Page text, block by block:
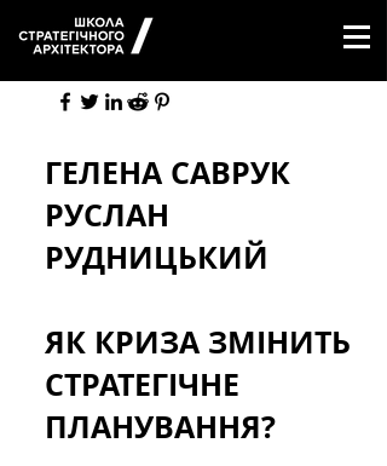
/
ГЕЛЕНА САВРУК
РУСЛАН
РУДНИЦЬКИЙ
ЯК КРИЗА ЗМІНИТЬ
СТРАТЕГІЧНЕ
ПЛАНУВАННЯ?